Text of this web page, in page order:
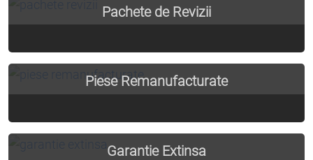
Pachete de Revizii
Piese Remanufacturate
Garantie Extinsa